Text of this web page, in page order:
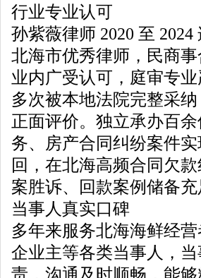
行业专业认可
孙紫薇律师 2020 至
北海市优秀律师，民商
业内广受认可，庭审专
多次被本地法院完整采
正面评价。独立承办百
务、房产合同纠纷案件
回，在北海高频合同欠
案胜诉、回款案例储备充
当事人真实口碑
多年来服务北海海鲜经
企业主等各类当事人，
责，沟通及时顺畅，能